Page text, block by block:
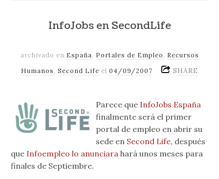
InfoJobs en SecondLife
archivado en España, Portales de Empleo, Recursos
Humanos, Second Life el 04/09/2007 SHARE
Parece que InfoJobs España
finalmente será el primer
portal de empleo en abrir su
sede en Second Life, después
que Infoempleo lo anunciara hará unos meses para
finales de Septiembre.